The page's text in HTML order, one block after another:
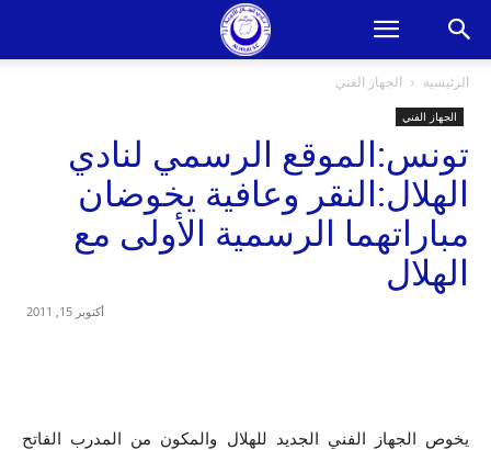
الرئيسية الجهاز الفني
الجهاز الفني
تونس:الموقع الرسمي لنادي
الهلال:النقر وعافية يخوضان
مباراتهما الرسمية الأولى مع
الهلال
أكتوبر 15, 2011
يخوص الجهاز الفني الجديد للهلال والمكون من المدرب الفاتح